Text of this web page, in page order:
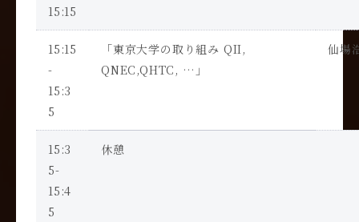
15:15
15:15
-
15:3
5
「東京大学の取り組み QII,
QNEC,QHTC, … 」
仙場
15:3
5-
15:4
5
休憩